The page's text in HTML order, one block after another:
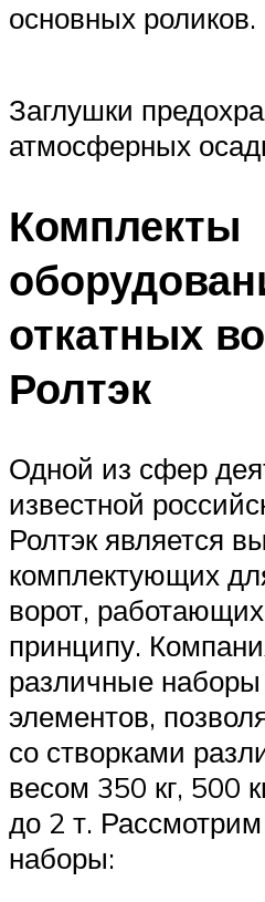
основных роликов.
Заглушки
атмосферных
Комплекты
откатных
Ролтэк
Одной из сфер
известной
Ролтэк является
комплектующих
ворот,
принципу.
различные
элементов,
со створками
весом 350 кг, 500
до 2 т.
наборы: